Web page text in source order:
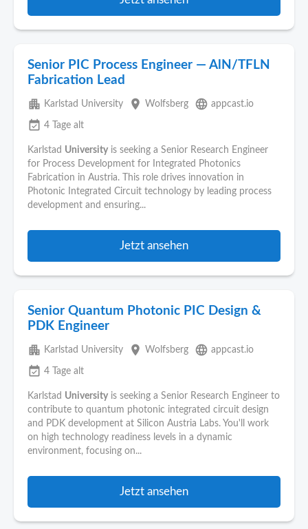
Senior PIC Process Engineer — AlN/TFLN
Fabrication Lead
apartment Karlstad University place Wolfsberg language appcast.io
event_available 4 Tage alt
Karlstad University is seeking a Senior Research Engineer
for Process Development for Integrated Photonics
Fabrication in Austria. This role drives innovation in
Photonic Integrated Circuit technology by leading process
development and ensuring...
Jetzt ansehen
Senior Quantum Photonic PIC Design &
PDK Engineer
apartment Karlstad University place Wolfsberg language appcast.io
event_available 4 Tage alt
Karlstad University is seeking a Senior Research Engineer to
contribute to quantum photonic integrated circuit design
and PDK development at Silicon Austria Labs. You'll work
on high technology readiness levels in a dynamic
environment, focusing on...
Jetzt ansehen